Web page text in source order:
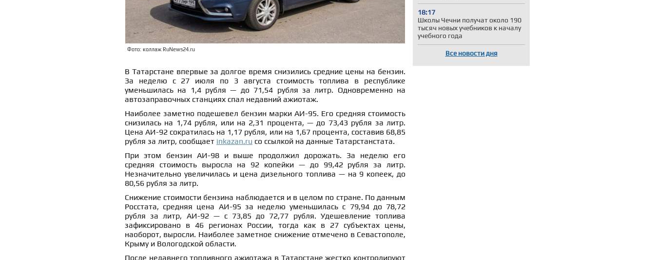
18:17
Школы Чечни получат около 190
тысяч новых учебников к началу
учебного года
Все новости дня
Фото: коллаж RuNews24.ru
В Татарстане впервые за долгое время снизились средние цены на бензин.
За неделю с 27 июля по 3 августа стоимость топлива в республике
уменьшилась на 1,4 рубля — до 71,54 рубля за литр. Одновременно на
автозаправочных станциях спал недавний ажиотаж.
Наиболее заметно подешевел бензин марки АИ-95. Его средняя стоимость
снизилась на 1,74 рубля, или на 2,31 процента, — до 73,43 рубля за литр.
Цена АИ-92 сократилась на 1,17 рубля, или на 1,67 процента, составив 68,85
рубля за литр, сообщает inkazan.ru со ссылкой на данные Татарстанстата.
При этом бензин АИ-98 и выше продолжил дорожать. За неделю его
средняя стоимость выросла на 92 копейки — до 99,42 рубля за литр.
Незначительно увеличилась и цена дизельного топлива — на 9 копеек, до
80,56 рубля за литр.
Снижение стоимости бензина наблюдается и в целом по стране. По данным
Росстата, средняя цена АИ-95 за неделю уменьшилась с 79,94 до 78,72
рубля за литр, АИ-92 — с 73,85 до 72,77 рубля. Удешевление топлива
зафиксировано в 46 регионах России, тогда как в 27 субъектах цены,
наоборот, выросли. Наиболее заметное снижение отмечено в Севастополе,
Крыму и Вологодской области.
После недавнего топливного ажиотажа в Татарстане жестко контролируют